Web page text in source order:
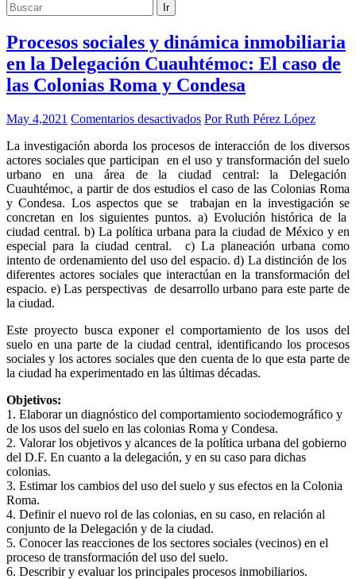
Ir
Procesos sociales y dinámica inmobiliaria
en la Delegación Cuauhtémoc: El caso de
las Colonias Roma y Condesa
May 4,2021 Comentarios desactivadosen
sociales
y
dinámica
inmobiliaria
en
la
Delegación
Cuauhtémoc:
El
caso
de
Roma
y
Condesa
Por Ruth Pérez López
La investigación aborda los procesos de interacción de los diversos
actores sociales que participan en el uso y transformación del suelo
urbano en una área de la ciudad central: la Delegación
Cuauhtémoc, a partir de dos estudios el caso de las Colonias Roma
y Condesa. Los aspectos que se trabajan en la investigación se
concretan en los siguientes puntos. a) Evolución histórica de la
ciudad central. b) La política urbana para la ciudad de México y en
especial para la ciudad central. c) La planeación urbana como
intento de ordenamiento del uso del espacio. d) La distinción de los
diferentes actores sociales que interactúan en la transformación del
espacio. e) Las perspectivas de desarrollo urbano para este parte de
la ciudad.
Este proyecto busca exponer el comportamiento de los usos del
suelo en una parte de la ciudad central, identificando los procesos
sociales y los actores sociales que den cuenta de lo que esta parte de
la ciudad ha experimentado en las últimas décadas.
Objetivos:
1. Elaborar un diagnóstico del comportamiento sociodemográfico y
de los usos del suelo en las colonias Roma y Condesa.
2. Valorar los objetivos y alcances de la política urbana del gobierno
del D.F. En cuanto a la delegación, y en su caso para dichas
colonias.
3. Estimar los cambios del uso del suelo y sus efectos en la Colonia
Roma.
4. Definir el nuevo rol de las colonias, en su caso, en relación al
conjunto de la Delegación y de la ciudad.
5. Conocer las reacciones de los sectores sociales (vecinos) en el
proceso de transformación del uso del suelo.
6. Describir y evaluar los principales procesos inmobiliarios.